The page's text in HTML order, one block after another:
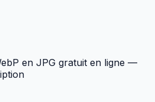
en JPG gratuit en ligne —